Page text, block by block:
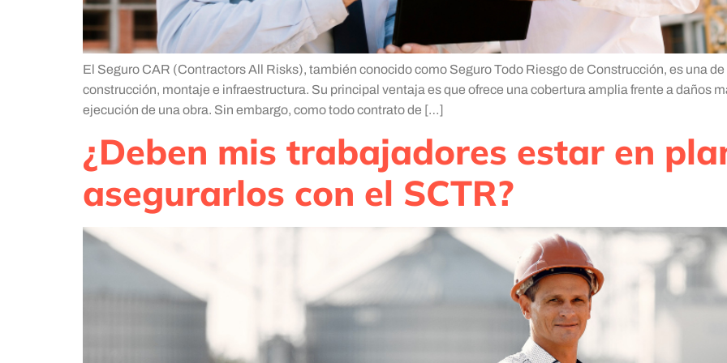
El Seguro CAR (Contractors All Risks), también conocido como Seguro Todo Riesgo de Construcción, es una
construcción, montaje e infraestructura. Su principal ventaja es que ofrece una cobertura amplia frente a daños
ejecución de una obra. Sin embargo, como todo contrato de […]
¿Deben mis trabajadores estar en
asegurarlos con el SCTR?